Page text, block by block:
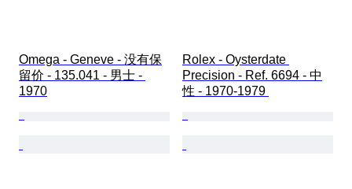
Omega - Geneve - 没有保
留价 - 135.041 - 男士 -
1970
Rolex - Oysterdate
Precision - Ref. 6694 - 中
性 - 1970-1979